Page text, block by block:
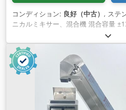
コンディション: 良好（中古） , ステ
ニカルミキサー、混合機 混合容量
Aqewyfu Tjijck モーター出力 3kW、
完全移動型 手動式バタフライバルブ
保護カバー その他の広告はこちら